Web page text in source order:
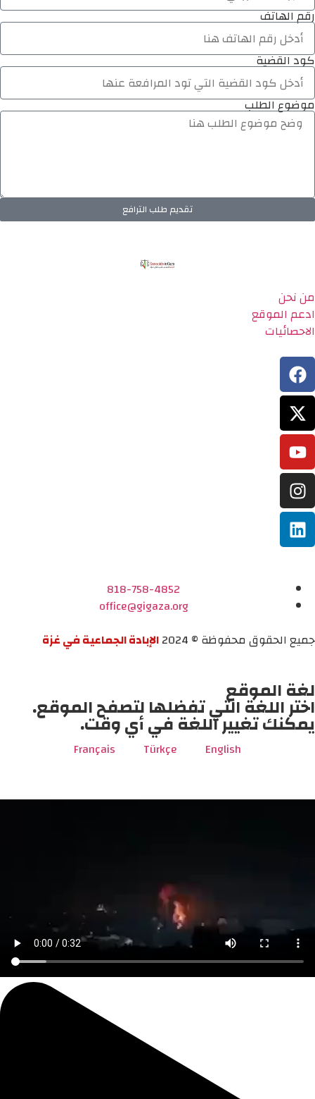
رقم الهاتف
كود القضية
موضوع الطلب
تقديم طلب الترافع
من نحن
ادعم الموقع
الاحصائيات
818-758-4852
office@gigaza.org
جميع الحقوق محفوظة © 2024
الإبادة الجماعية في غزة
لغة الموقع
اختر اللغة التي تفضلها لتصفح الموقع.
يمكنك تغيير اللغة في أي وقت.
English
Türkçe
Français